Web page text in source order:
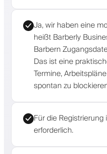
Ja, wir haben eine
heißt Barberly
Barbern
Das ist eine
Termine,
spontan zu
Für die
erforderlich.